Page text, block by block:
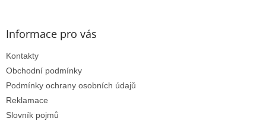
Informace pro vás
Kontakty
Obchodní podmínky
Podmínky ochrany osobních údajů
Reklamace
Slovník pojmů